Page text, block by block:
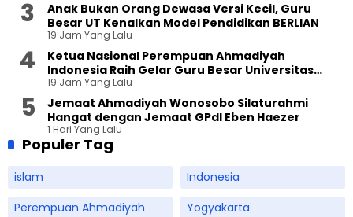
Anak Bukan Orang Dewasa Versi Kecil, Guru
Besar UT Kenalkan Model Pendidikan BERLIAN
19 Jam Yang Lalu
Ketua Nasional Perempuan Ahmadiyah
Indonesia Raih Gelar Guru Besar Universitas
Terbuka
19 Jam Yang Lalu
Jemaat Ahmadiyah Wonosobo Silaturahmi
Hangat dengan Jemaat GPdI Eben Haezer
1 Hari Yang Lalu
Populer Tag
islam
Indonesia
Perempuan Ahmadiyah
Yogyakarta